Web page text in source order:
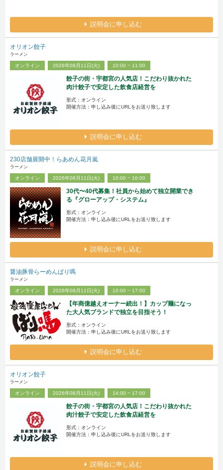
説明会に申し込む
オリオン餃子
ラーメン
オンライン 2026年08月11日(火) 10:00 ~ 11:00
餃子の街・宇都宮の人気店！こだわり抜かれた
肉汁餃子で安定した飲食店経営を
形式：オンライン
開催方法：申し込み後にURLをお送り致します
説明会に申し込む
230店舗展開中！らあめん花月嵐
ラーメン
オンライン 2026年08月11日(火) 10:00 ~ 16:00
30代〜40代募集！社員から始めて独立開業でき
る『グローアップ・システム』
形式：オンライン
開催方法：申し込み後にURLをお送り致します
説明会に申し込む
醤油豚骨らーめんばり嗎
ラーメン
オンライン 2026年08月11日(火) 10:00 ~ 17:00
【年商億越えオーナー続出！】カップ麺になっ
た大人気ブランドで独立を目指そう！
形式：オンライン
開催方法：申し込み後にURLをお送り致します
説明会に申し込む
オリオン餃子
ラーメン
オンライン 2026年08月11日(火) 14:00 ~ 17:00
餃子の街・宇都宮の人気店！こだわり抜かれた
肉汁餃子で安定した飲食店経営を
形式：オンライン
開催方法：申し込み後にURLをお送り致します
説明会に申し込む